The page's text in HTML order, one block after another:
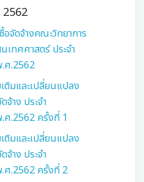
2562
จัดจ้างคณะวิทยาการ
เทศศาสตร์ ประจำ
ศ.2562
ติมและเปลี่ยนแปลง
จ้าง ประจำ
.2562 ครั้งที่ 1
ติมและเปลี่ยนแปลง
จ้าง ประจำ
.2562 ครั้งที่ 2